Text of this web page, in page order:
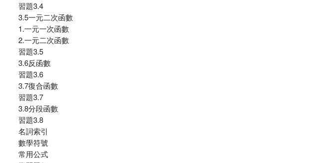
習題3.4
3.5一元二次函數
1.一元一次函數
2.一元二次函數
習題3.5
3.6反函數
習題3.6
3.7復合函數
習題3.7
3.8分段函數
習題3.8
名詞索引
數學符號
常用公式